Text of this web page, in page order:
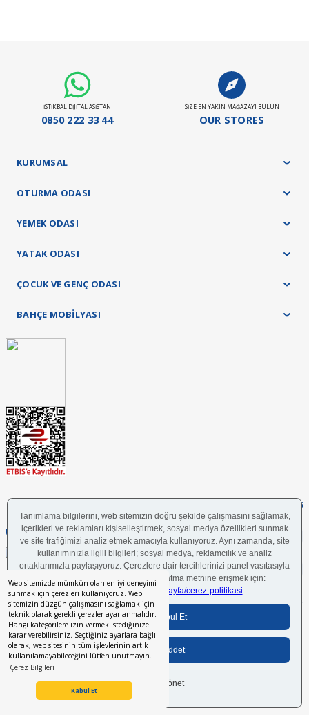
Web sitemizde mümkün olan en iyi deneyimi
sunmak için çerezleri kullanıyoruz. Web
sitemizin düzgün çalışmasını sağlamak için
teknik olarak gerekli çerezler ayarlanmalıdır.
Hangi kategorilere izin vermek istediğinize
karar verebilirsiniz. Seçtiğiniz ayarlara bağlı
olarak, web sitesinin tüm işlevlerinin artık
kullanılamayabileceğini lütfen unutmayın.
Çerez Bilgileri
Kabul Et
İstikbal Müşteri Asistanı
Panel ürün grubu ve baza - başlık ürünlerimizde 45 gün
Yatak ürün grubumuz ise 21 gündür.
Stokta Olan Ürünler İçin Teslim Süresi : 10-15 Gün
İSTİKBAL DİJİTAL ASİSTAN
0850 222 33 44
SİZE EN YAKIN MAĞAZAYI BULUN
OUR STORES
KURUMSAL
OTURMA ODASI
YEMEK ODASI
YATAK ODASI
ÇOCUK VE GENÇ ODASI
BAHÇE MOBİLYASI
UYGULAMAMIZI İNDİRİN
FOLLOW US
Bilgi Toplumu Hizmetleri BGYS Politikası Çerez Politikası
© 2024 İstikbal Mobilya A.Ş.